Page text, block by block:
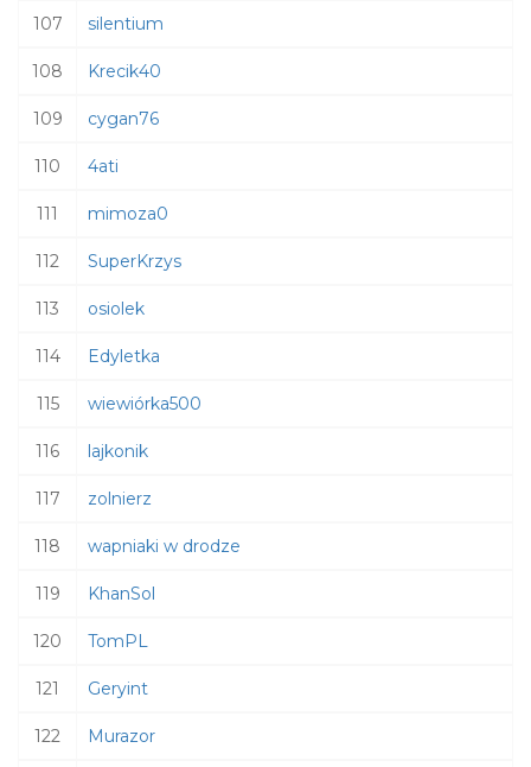
107 silentium
108 Krecik40
109 cygan76
110 4ati
111 mimoza0
112 SuperKrzys
113 osiolek
114 Edyletka
115 wiewiórka500
116 lajkonik
117 zolnierz
118 wapniaki w drodze
119 KhanSol
120 TomPL
121 Geryint
122 Murazor